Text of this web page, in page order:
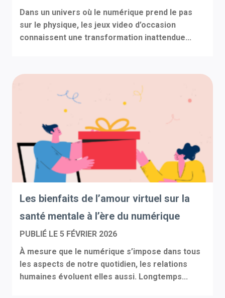
Dans un univers où le numérique prend le pas
sur le physique, les jeux video d’occasion
connaissent une transformation inattendue...
Les bienfaits de l’amour virtuel sur la
santé mentale à l’ère du numérique
PUBLIÉ LE 5 FÉVRIER 2026
À mesure que le numérique s’impose dans tous
les aspects de notre quotidien, les relations
humaines évoluent elles aussi. Longtemps...